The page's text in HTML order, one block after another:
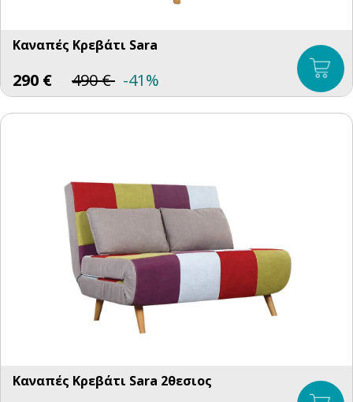
Καναπές Κρεβάτι Sara
290 € 490€ -41%
Καναπές Κρεβάτι Sara 2θεσιος